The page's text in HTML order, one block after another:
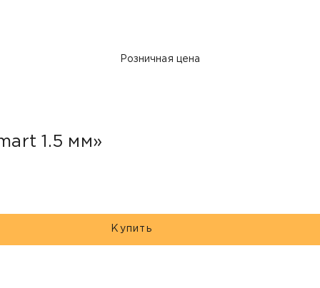
Розничная цена
1.5 мм»
Купить